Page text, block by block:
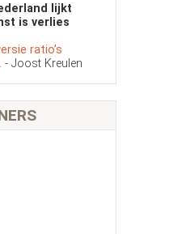
lijkt
is verlies
ratio’s
- Joost Kreulen